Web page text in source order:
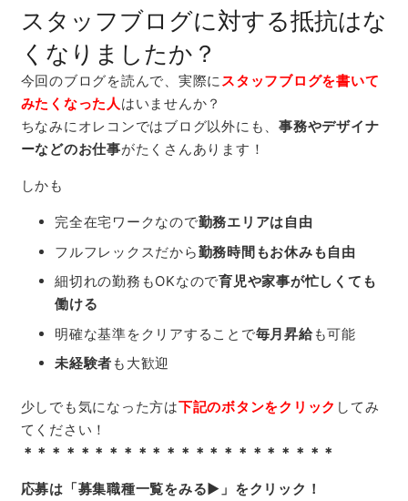
スタッフブログに対する抵抗はな
くなりましたか？
今回のブログを読んで、実際にスタッフブログを書いて
みたくなった人はいませんか？
ちなみにオレコンではブログ以外にも、 事務やデザイナ
ーなどのお仕事がたくさんあります！
しかも
完全在宅ワークなので勤務エリアは自由
フルフレックスだから勤務時間もお休みも自由
細切れの勤務もOKなので育児や家事が忙しくても
働ける
明確な基準をクリアすることで毎月昇給も可能
未経験者 も大歓迎
少しでも気になった方は下記のボタンをクリック してみ
てください！
＊＊＊＊＊＊＊＊＊＊＊＊＊＊＊＊＊＊＊＊＊＊
応募は「募集職種一覧をみる▶」をクリック！